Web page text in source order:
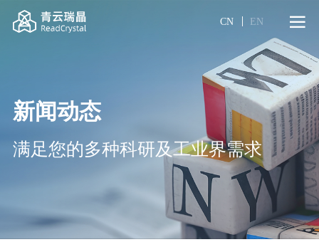
CN EN
新闻动态
满足您的多种科研及工业界需求